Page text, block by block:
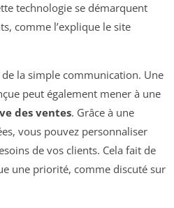
technologie se démarquent
comme l’explique le site
la simple communication. Une
peut également mener à une
des ventes. Grâce à une
vous pouvez personnaliser
de vos clients. Cela fait de
une priorité, comme discuté sur